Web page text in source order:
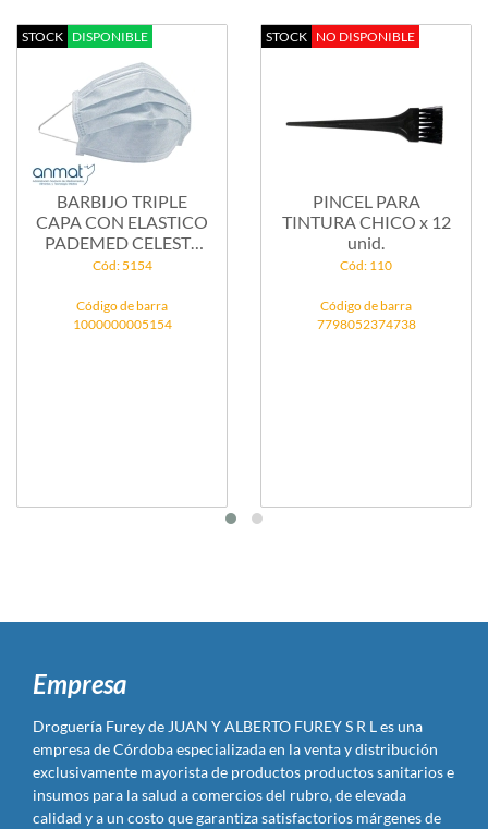
STOCK DISPONIBLE
BARBIJO TRIPLE
CAPA CON ELASTICO
PADEMED CELESTE
x...
Cód: 5154
Código de barra
1000000005154
STOCK NO DISPONIBLE
PINCEL PARA
TINTURA CHICO x 12
unid.
Cód: 110
Código de barra
7798052374738
Empresa
Droguería Furey de JUAN Y ALBERTO FUREY S R L es una
empresa de Córdoba especializada en la venta y distribución
exclusivamente mayorista de productos productos sanitarios e
insumos para la salud a comercios del rubro, de elevada
calidad y a un costo que garantiza satisfactorios márgenes de